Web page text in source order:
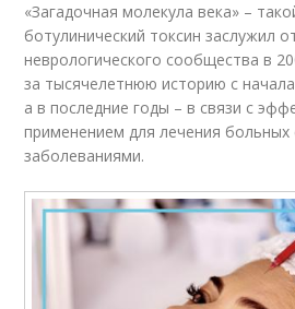
«Загадочная молекула века» –
ботулинический токсин заслужил
неврологического сообщества в
за тысячелетнюю историю с
а в последние годы – в связи с
применением для лечения
заболеваниями.